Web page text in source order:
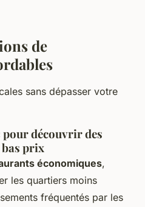
de
sans dépasser votre
découvrir des
prix
économiques,
les quartiers moins
fréquentés par les